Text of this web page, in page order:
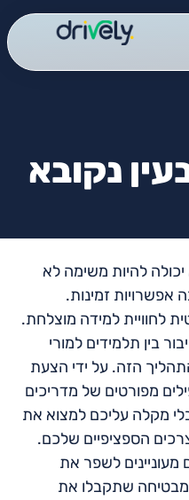
נקובא
להיות משימה לא
זמינות.
לחוויית למידה מוצלחת.
בין תלמידים למורי
הזה. על ידי הצעת
מפורטים של מדריכים
מקלה עליכם למצוא את
הספציפיים שלכם.
לשפר את
מבטיחה שתקבלו את